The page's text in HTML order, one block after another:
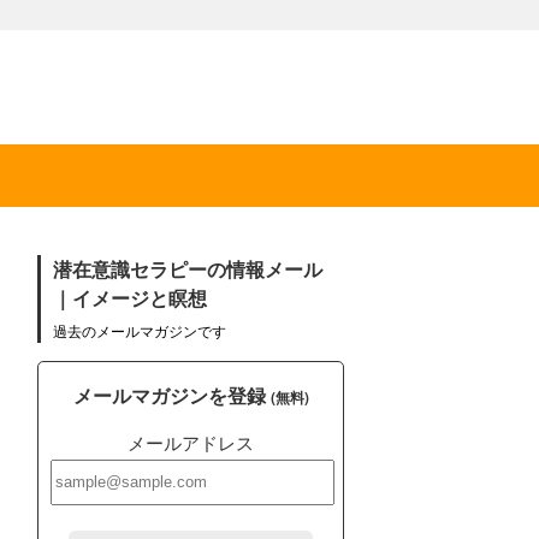
潜在意識セラピーの情報メール
｜イメージと瞑想
過去のメールマガジンです
メールマガジンを登録(無料)
メールアドレス